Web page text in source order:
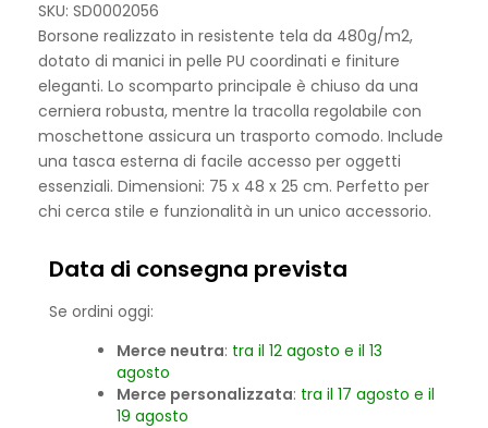
SKU: SD0002056
Borsone realizzato in resistente tela da 480g/m2,
dotato di manici in pelle PU coordinati e finiture
eleganti. Lo scomparto principale è chiuso da una
cerniera robusta, mentre la tracolla regolabile con
moschettone assicura un trasporto comodo. Include
una tasca esterna di facile accesso per oggetti
essenziali. Dimensioni: 75 x 48 x 25 cm. Perfetto per
chi cerca stile e funzionalità in un unico accessorio.
Data di consegna prevista
Se ordini oggi:
Merce neutra: tra il 12 agosto e il 13
agosto
Merce personalizzata: tra il 17 agosto e il
19 agosto